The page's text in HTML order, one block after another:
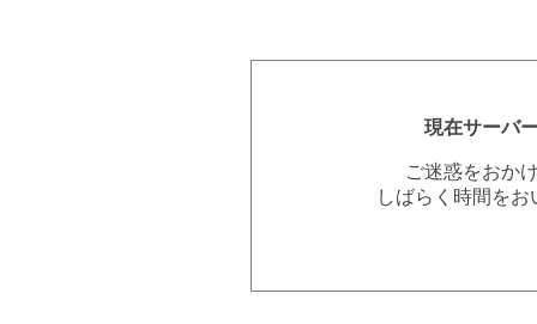
現在サーバ
ご迷惑をおか
しばらく時間を